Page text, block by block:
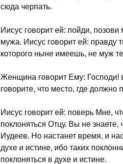
сюда черпать.
Иисус говорит ей: пойди,
мужа. Иисус говорит ей: правду
которого ныне имеешь, не муж
Женщина говорит Ему: Господи!
говорите, что место, где должно
Иисус говорит ей: поверь Мне,
поклоняться Отцу. Вы не
Иудеев. Но настанет время, и
духе и истине, ибо таких
поклоняться в духе и истине.